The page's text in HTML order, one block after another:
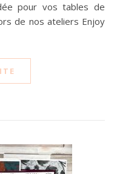
pour vos tables de
de nos ateliers Enjoy